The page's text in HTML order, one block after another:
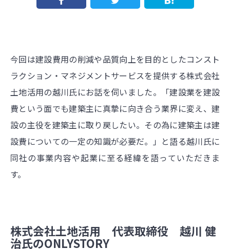
今回は建設費用の削減や品質向上を目的としたコンスト
ラクション・マネジメントサービスを提供する株式会社
土地活用の越川氏にお話を伺いました。「建設業を建設
費という面でも建築主に真摯に向き合う業界に変え、建
設の主役を建築主に取り戻したい。その為に建築主は建
設費についての一定の知識が必要だ。」と語る越川氏に
同社の事業内容や起業に至る経緯を語っていただきま
す。
株式会社土地活用 代表取締役 越川 健
治氏のONLYSTORY